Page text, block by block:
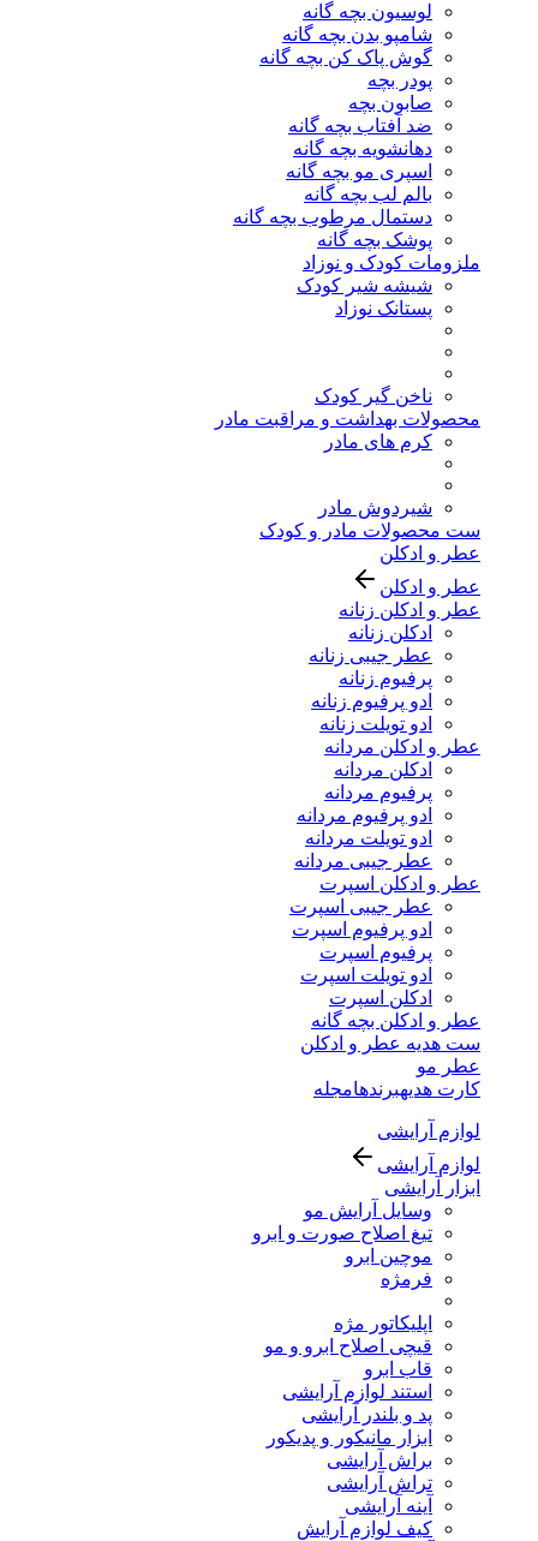
لوسیون بچه گانه
شامپو بدن بچه گانه
گوش پاک کن بچه گانه
پودر بچه
صابون بچه
ضد آفتاب بچه گانه
دهانشویه بچه گانه
اسپری مو بچه گانه
بالم لب بچه گانه
دستمال مرطوب بچه گانه
پوشک بچه گانه
ملزومات کودک و نوزاد
شیشه شیر کودک
پستانک نوزاد
ناخن گیر کودک
محصولات بهداشت و مراقبت مادر
کرم های مادر
شیردوش مادر
ست محصولات مادر و کودک
عطر و ادکلن
عطر و ادکلن
عطر و ادکلن زنانه
ادکلن زنانه
عطر جیبی زنانه
پرفیوم زنانه
ادو پرفیوم زنانه
ادو تویلت زنانه
عطر و ادکلن مردانه
ادکلن مردانه
پرفیوم مردانه
ادو پرفیوم مردانه
ادو تویلت مردانه
عطر جیبی مردانه
عطر و ادکلن اسپرت
عطر جیبی اسپرت
ادو پرفیوم اسپرت
پرفیوم اسپرت
ادو تویلت اسپرت
ادکلن اسپرت
عطر و ادکلن بچه گانه
ست هدیه عطر و ادکلن
عطر مو
کارت هدیهبرندهامجله
لوازم آرایشی
لوازم آرایشی
ابزار آرایشی
وسایل آرایش مو
تیغ اصلاح صورت و ابرو
موچین ابرو
فرمژه
اپلیکاتور مژه
قیچی اصلاح ابرو و مو
قاب ابرو
استند لوازم آرایشی
پد و بلندر آرایشی
ابزار مانیکور و پدیکور
براش آرایشی
تراش آرایشی
آینه آرایشی
کیف لوازم آرایش